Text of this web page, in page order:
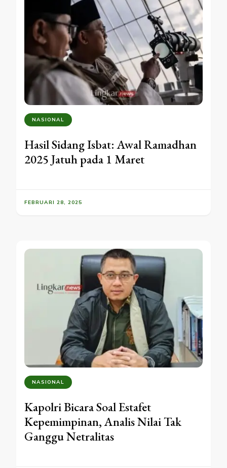
NASIONAL
Hasil Sidang Isbat: Awal Ramadhan
2025 Jatuh pada 1 Maret
FEBRUARI 28, 2025
NASIONAL
Kapolri Bicara Soal Estafet
Kepemimpinan, Analis Nilai Tak
Ganggu Netralitas